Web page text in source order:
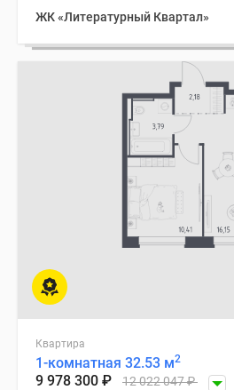
ЖК «Литературный Квартал»
Квартира
1-комнатная 32.53 м2
9 978 300 ₽ 12 022 047₽